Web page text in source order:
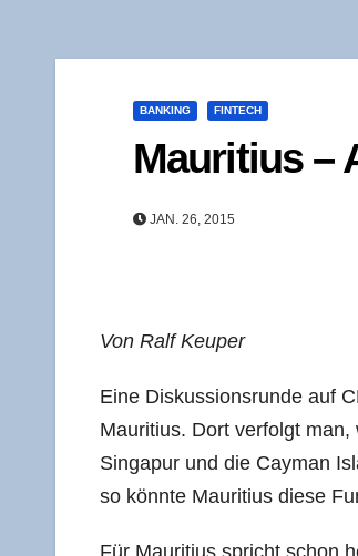
BANKING FINTECH
Mau­ri­ti­us –
JAN. 26, 2015
Von Ralf Keuper
Eine Dis­kus­si­ons­run­de auf
Mau­ri­ti­us. Dort ver­folgt
Sin­ga­pur und die Cayman
so könn­te Mau­ri­ti­us die­se
Für Mau­ri­ti­us spricht schon